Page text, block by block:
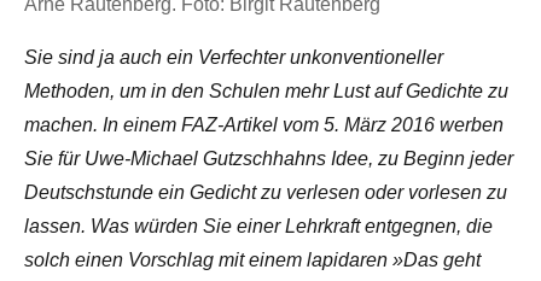
Sie sind ja auch ein Verfechter unkonventioneller
Methoden, um in den Schulen mehr Lust auf Gedichte zu
machen. In einem FAZ-Artikel vom 5. März 2016 werben
Sie für Uwe-Michael Gutzschhahns Idee, zu Beginn jeder
Deutschstunde ein Gedicht zu verlesen oder vorlesen zu
lassen. Was würden Sie einer Lehrkraft entgegnen, die
solch einen Vorschlag mit einem lapidaren »Das geht